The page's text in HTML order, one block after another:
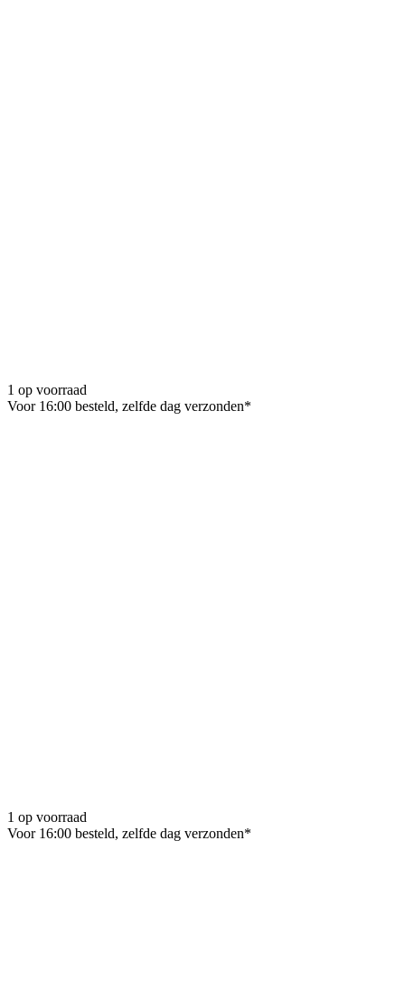
1 op voorraad
Voor 16:00 besteld, zelfde dag verzonden*
1 op voorraad
Voor 16:00 besteld, zelfde dag verzonden*